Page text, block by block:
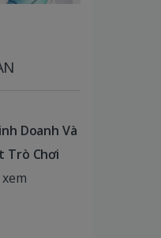
Doanh Và
Trò Chơi